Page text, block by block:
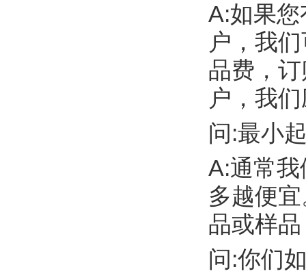
A:如果
户，我
品费，
户，我
问:最小
A:通常
多越便
品或样
问:你们